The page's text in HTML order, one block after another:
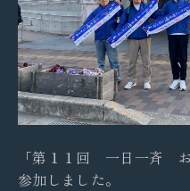
個人情報保護方針
「第１１回 一日一斉
参加しました。